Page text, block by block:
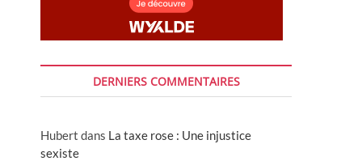
DERNIERS COMMENTAIRES
Hubert dans La taxe rose : Une injustice
sexiste